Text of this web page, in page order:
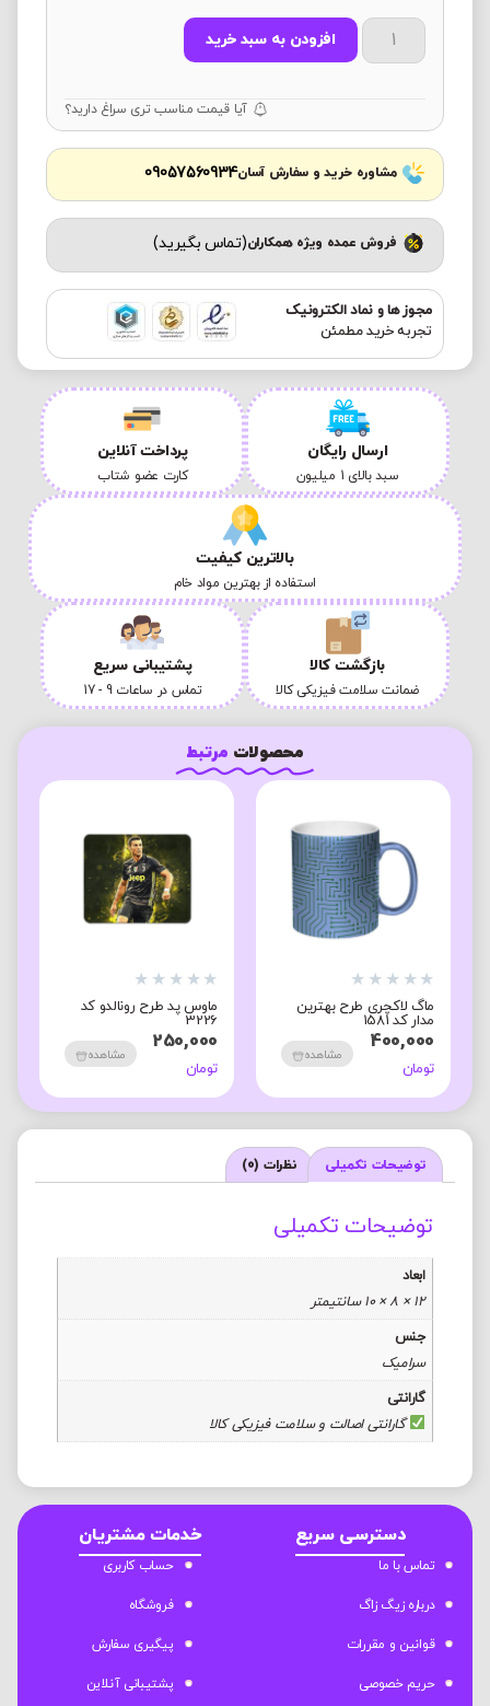
افزودن به سبد خرید
آیا قیمت مناسب تری سراغ دارید؟
مشاوره خرید و سفارش آسان09057560934
فروش عمده ویژه همکاران(تماس بگیرید)
مجوز ها و نماد الکترونیک
تجربه خرید مطمئن
ارسال رایگان
سبد بالای 1 میلیون
پرداخت آنلاین
کارت عضو شتاب
بالاترین کیفیت
استفاده از بهترین مواد خام
بازگشت کالا
ضمانت سلامت فیزیکی کالا
پشتیبانی سریع
تماس در ساعات 9 - 17
محصولات مرتبط
★
★
★
★
★
ماگ لاکچری طرح بهترین
مدار کد 1581
400,000
تومان
مشاهده
★
★
★
★
★
ماوس پد طرح رونالدو کد
3226
250,000
تومان
مشاهده
توضیحات تکمیلی نظرات (0)
توضیحات تکمیلی
ابعاد
12 × 8 × 10 سانتیمتر
جنس
سرامیک
گارانتی
گارانتی اصالت و سلامت فیزیکی کالا
دسترسی سریع
تماس با ما
درباره زیگ زاگ
قوانین و مقررات
حریم خصوصی
خدمات مشتریان
حساب کاربری
فروشگاه
پیگیری سفارش
پشتیبانی آنلاین